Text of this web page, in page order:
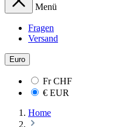
Menü
Fragen
Versand
Euro
FrCHF
€ EUR
Home